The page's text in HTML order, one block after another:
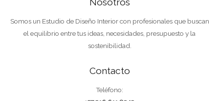
Somos un Estudio de Diseño Interior con profesionales que buscan
el equilibrio entre tus ideas, necesidades, presupuesto y la
sostenibilidad.
Contacto
Teléfono: